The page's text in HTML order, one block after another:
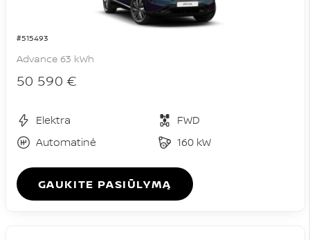
#515493
Advance 63 kWh
50 590 €
Elektra
FWD
Automatinė
160 kW
GAUKITE PASIŪLYMĄ